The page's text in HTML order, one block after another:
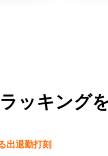
ッキング
出退勤打刻